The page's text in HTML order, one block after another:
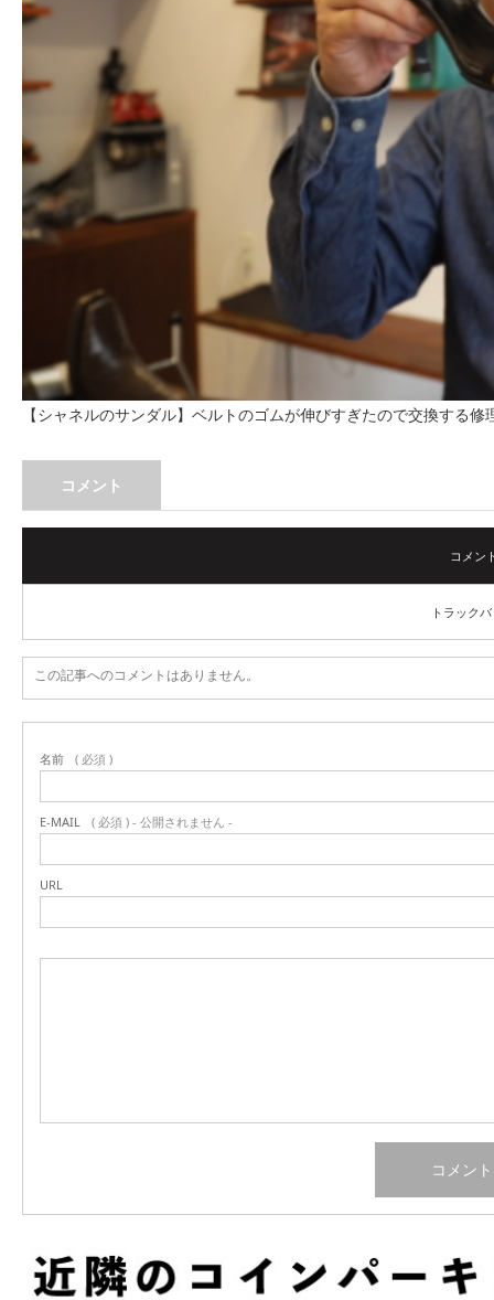
【シャネルのサンダル】ベルトのゴムが伸びすぎたので交換する修
コメント
コメン
トラック
この記事へのコメントはありません。
名前 ( 必須 )
E-MAIL ( 必須 ) - 公開されません -
URL